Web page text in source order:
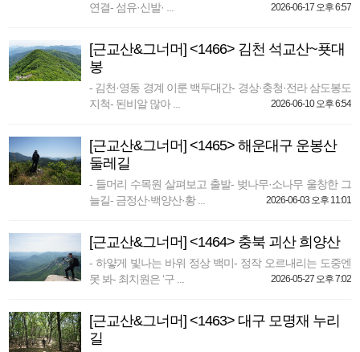
연결- 섬유·신발· ...
2026-06-17 오후 6:57
[근교산&그너머] <1466> 김천 석교산~푯대
봉
- 김천·영동 경계 이룬 백두대간- 경상·충청·전라 삼도봉도
지척- 된비알 많아 ...
2026-06-10 오후 6:54
[근교산&그너머] <1465> 해운대구 운봉산
둘레길
- 들머리 수목원 살펴보고 출발- 벚나무·소나무 울창한 그
늘길- 금정산·백양산·황 ...
2026-06-03 오후 11:01
[근교산&그너머] <1464> 충북 괴산 희양산
- 하얗게 빛나는 바위 정상 백미- 정작 오르내리는 도중엔
못 봐- 최치원은 ‘구 ...
2026-05-27 오후 7:02
[근교산&그너머] <1463> 대구 모명재 누리
길